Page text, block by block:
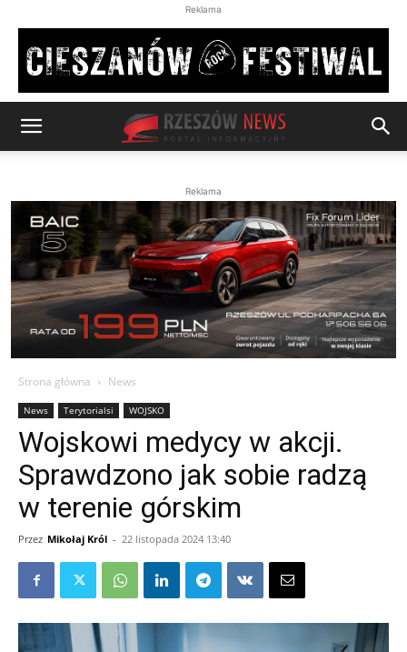
Reklama
Reklama
Strona główna News
News Terytorialsi WOJSKO
Wojskowi medycy w akcji.
Sprawdzono jak sobie radzą
w terenie górskim
Przez Mikołaj Król - 22 listopada 2024 13:40